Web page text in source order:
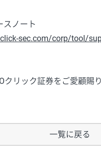
スノート
sec.com/corp/tool/
クリック証券をご愛顧賜
一覧に戻る